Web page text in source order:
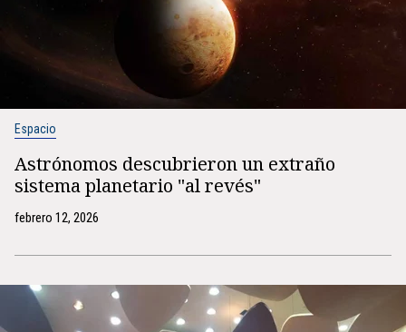
Espacio
Astrónomos descubrieron un extraño
sistema planetario "al revés"
febrero 12, 2026